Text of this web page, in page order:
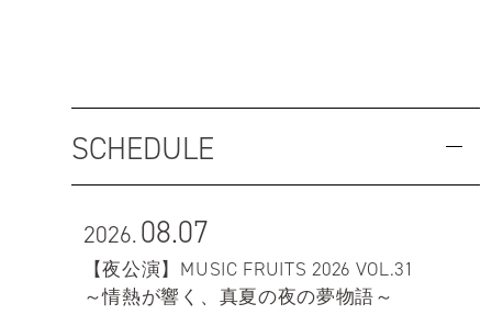
SCHEDULE
2026.08.07
【夜公演】MUSIC FRUITS 2026 VOL.31
～情熱が響く、真夏の夜の夢物語～